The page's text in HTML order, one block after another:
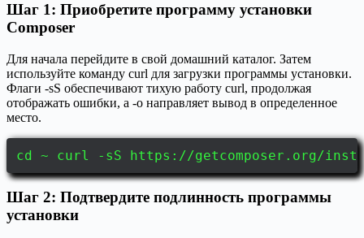
Шаг 1: Приобретите программу установки
Composer
Для начала перейдите в свой домашний каталог. Затем
используйте команду curl для загрузки программы установки.
Флаги -sS обеспечивают тихую работу curl, продолжая
отображать ошибки, а -o направляет вывод в определенное
место.
cd ~ curl -sS https://getcomposer.org/
Шаг 2: Подтвердите подлинность программы
установки